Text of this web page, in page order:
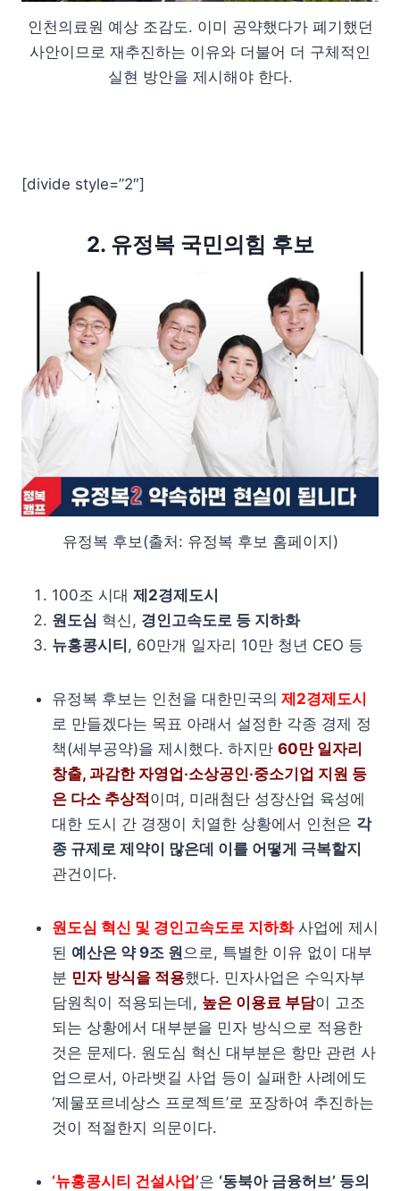
인천의료원 예상 조감도. 이미 공약했다가 폐기했던
사안이므로 재추진하는 이유와 더불어 더 구체적인
실현 방안을 제시해야 한다.
[divide style=”2″]
2. 유정복 국민의힘 후보
유정복 후보(출처: 유정복 후보 홈페이지)
100조 시대 제2경제도시
원도심 혁신, 경인고속도로 등 지하화
뉴홍콩시티 , 60만개 일자리 10만 청년 CEO 등
유정복 후보는 인천을 대한민국의 제2경제도시
로 만들겠다는 목표 아래서 설정한 각종 경제 정
책(세부공약)을 제시했다. 하지만 60만 일자리
창출, 과감한 자영업‧소상공인‧중소기업 지원 등
은 다소 추상적이며, 미래첨단 성장산업 육성에
대한 도시 간 경쟁이 치열한 상황에서 인천은 각
종 규제로 제약이 많은데 이를 어떻게 극복할지
관건이다.
원도심 혁신 및 경인고속도로 지하화 사업에 제시
된 예산은 약 9조 원 으로, 특별한 이유 없이 대부
분 민자 방식을 적용했다. 민자사업은 수익자부
담원칙이 적용되는데, 높은 이용료 부담이 고조
되는 상황에서 대부분을 민자 방식으로 적용한
것은 문제다. 원도심 혁신 대부분은 항만 관련 사
업으로서, 아라뱃길 사업 등이 실패한 사례에도
‘제물포르네상스 프로젝트’로 포장하여 추진하는
것이 적절한지 의문이다.
‘뉴홍콩시티 건설사업’은 ‘동북아 금융허브’ 등의